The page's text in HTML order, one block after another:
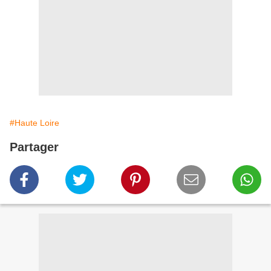
#Haute Loire
Partager